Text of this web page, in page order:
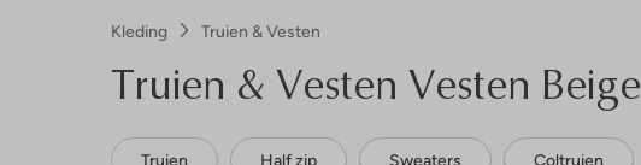
Kleding Truien & Vesten
Truien & Vesten Vesten Beige
Truien Half zip Sweaters Coltruien